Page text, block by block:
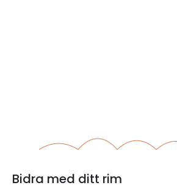
Bidra med ditt rim